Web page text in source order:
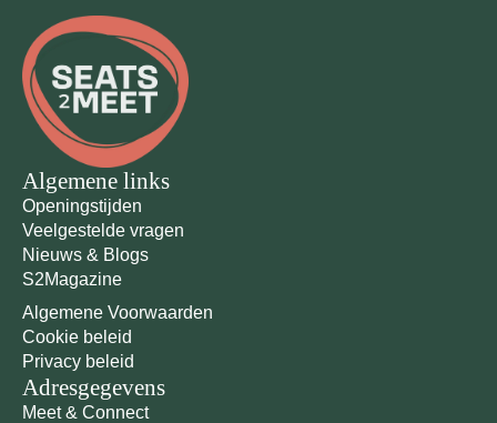
Algemene links
Openingstijden
Veelgestelde vragen
Nieuws & Blogs
S2Magazine
Algemene Voorwaarden
Cookie beleid
Privacy beleid
Adresgegevens
Meet & Connect